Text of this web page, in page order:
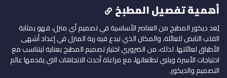
أهمية تفصيل المطبخ
يُعد ديكور المطبخ من العناصر الأساسية في تصميم أي منزل، فهو بمثابة
القلب النابض للعائلة، والمكان الذي تبدع فيه ربة المنزل في إعداد أشهى
الأطباق لعائلتها. لذلك، من الضروري اختيار تصميم المطبخ بعناية ليتناسب مع
احتياجات الأسرة ويلبي تطلعاتها، مع مراعاة أحدث الاتجاهات التي يقدمها عالم
التصميم والديكور.